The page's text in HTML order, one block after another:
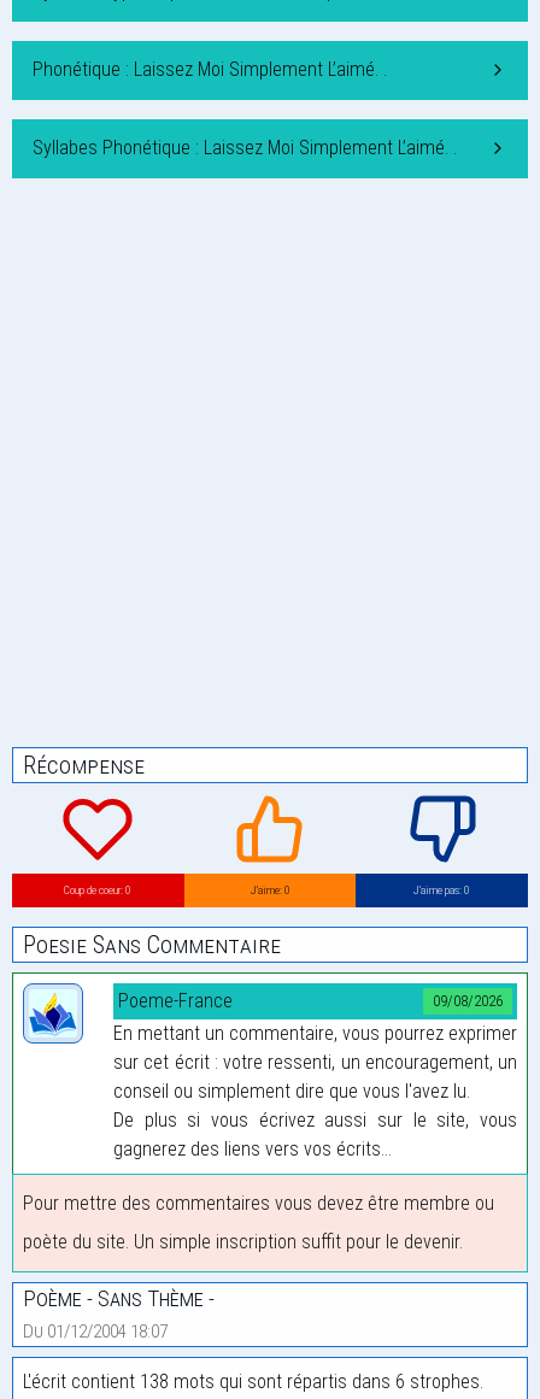
Phonétique : Laissez Moi Simplement L’aimé. .
Syllabes Phonétique : Laissez Moi Simplement L’aimé. .
Récompense
Coup de coeur: 0 J’aime: 0 J’aime pas: 0
Poesie Sans Commentaire
09/08/2026
Poeme-France
En mettant un commentaire, vous pourrez exprimer
sur cet écrit : votre ressenti, un encouragement, un
conseil ou simplement dire que vous l'avez lu.
De plus si vous écrivez aussi sur le site, vous
gagnerez des liens vers vos écrits...
Pour mettre des commentaires vous devez être membre ou
poète du site. Un simple inscription suffit pour le devenir.
Poème - Sans Thème -
Du 01/12/2004 18:07
L'écrit contient 138 mots qui sont répartis dans 6 strophes.